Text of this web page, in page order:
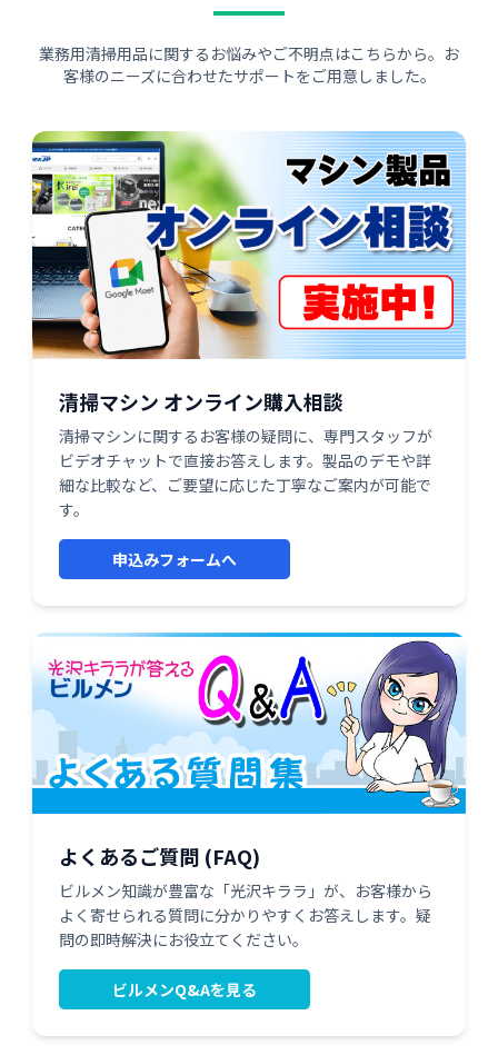
業務用清掃用品に関するお悩みやご不明点はこちらから。お
客様のニーズに合わせたサポートをご用意しました。
清掃マシン オンライン購入相談
清掃マシンに関するお客様の疑問に、専門スタッフが
ビデオチャットで直接お答えします。製品のデモや詳
細な比較など、ご要望に応じた丁寧なご案内が可能で
す。
申込みフォームへ
よくあるご質問 (FAQ)
ビルメン知識が豊富な「光沢キララ」が、お客様から
よく寄せられる質問に分かりやすくお答えします。疑
問の即時解決にお役立てください。
ビルメンQ&Aを見る